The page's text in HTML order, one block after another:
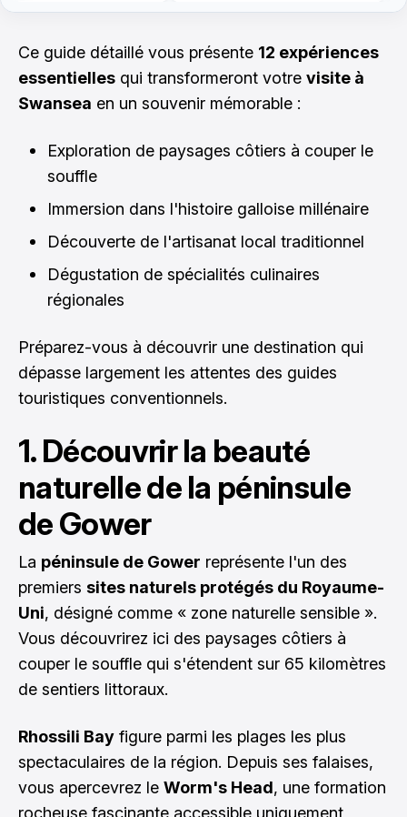
Ce guide détaillé vous présente 12 expériences
essentielles qui transformeront votre visite à
Swansea en un souvenir mémorable :
Exploration de paysages côtiers à couper le
souffle
Immersion dans l'histoire galloise millénaire
Découverte de l'artisanat local traditionnel
Dégustation de spécialités culinaires
régionales
Préparez-vous à découvrir une destination qui
dépasse largement les attentes des guides
touristiques conventionnels.
1. Découvrir la beauté
naturelle de la péninsule
de Gower
La péninsule de Gower représente l'un des
premiers sites naturels protégés du Royaume-
Uni, désigné comme « zone naturelle sensible ».
Vous découvrirez ici des paysages côtiers à
couper le souffle qui s'étendent sur 65 kilomètres
de sentiers littoraux.
Rhossili Bay figure parmi les plages les plus
spectaculaires de la région. Depuis ses falaises,
vous apercevrez le Worm's Head, une formation
rocheuse fascinante accessible uniquement